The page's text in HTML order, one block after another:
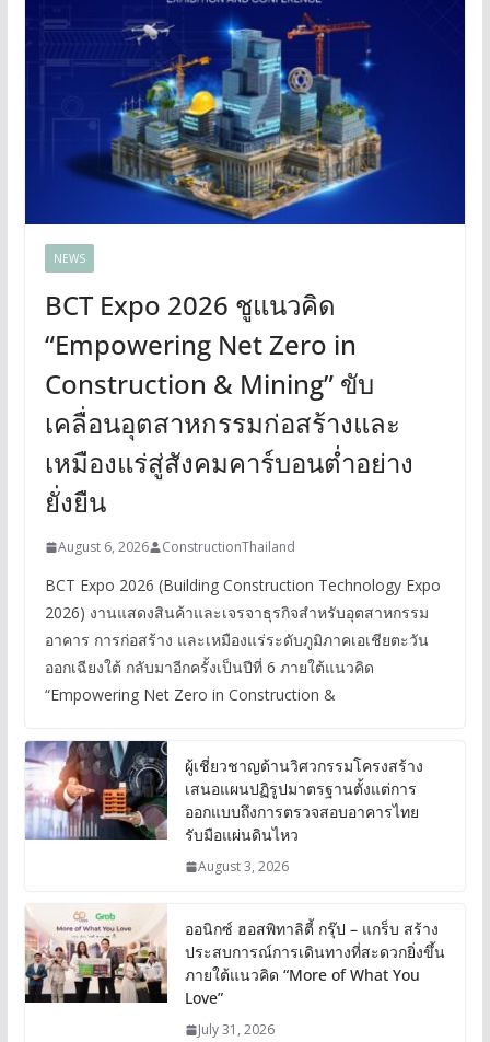
NEWS
BCT Expo 2026 ชูแนวคิด
“Empowering Net Zero in
Construction & Mining” ขับ
เคลื่อนอุตสาหกรรมก่อสร้างและ
เหมืองแร่สู่สังคมคาร์บอนต่ำอย่าง
ยั่งยืน
August 6, 2026 ConstructionThailand
BCT Expo 2026 (Building Construction Technology Expo
2026) งานแสดงสินค้าและเจรจาธุรกิจสำหรับอุตสาหกรรม
อาคาร การก่อสร้าง และเหมืองแร่ระดับภูมิภาคเอเชียตะวัน
ออกเฉียงใต้ กลับมาอีกครั้งเป็นปีที่ 6 ภายใต้แนวคิด
“Empowering Net Zero in Construction &
ผู้เชี่ยวชาญด้านวิศวกรรมโครงสร้าง
เสนอแผนปฏิรูปมาตรฐานตั้งแต่การ
ออกแบบถึงการตรวจสอบอาคารไทย
รับมือแผ่นดินไหว
August 3, 2026
ออนิกซ์ ฮอสพิทาลิตี้ กรุ๊ป – แกร็บ สร้าง
ประสบการณ์การเดินทางที่สะดวกยิ่งขึ้น
ภายใต้แนวคิด “More of What You
Love”
July 31, 2026